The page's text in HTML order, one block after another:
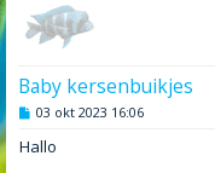
Baby kersenbuikjes
B
r
i
03 okt 2023 16:06
Hallo